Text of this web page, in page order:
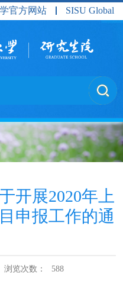
官方网站 SISU Global
开展2020年上
申报工作的通
浏览次数： 588